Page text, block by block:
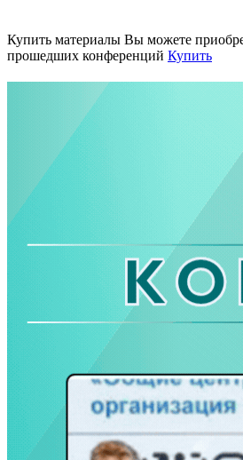
Купить материалы Вы можете
прошедших конференций Купить